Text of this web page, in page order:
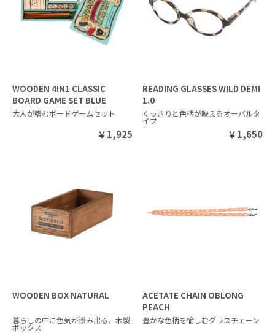
WOODEN 4IN1 CLASSIC
BOARD GAME SET BLUE
大人が嗜むボードゲームセット
￥1,925
READING GLASSES WILD DEMI
1.0
くっきりと色柄が映えるオーバルタ
イプ
￥1,650
WOODEN BOX NATURAL
暮らしの中に色気が滲み出る、木製
ボックス
ACETATE CHAIN OBLONG
PEACH
豊かな色柄を愉しむグラスチェーン